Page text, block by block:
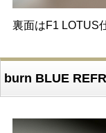
裏面はF1 LOTUS
burn BLUE